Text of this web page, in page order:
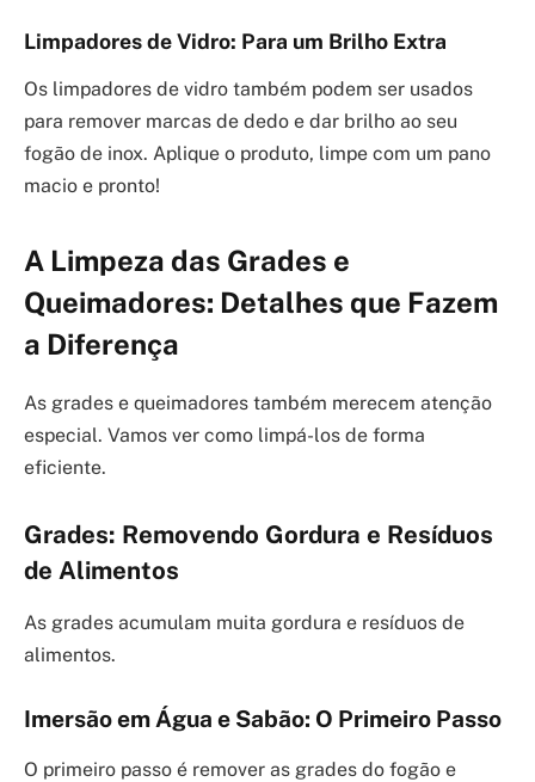
Limpadores de Vidro: Para um Brilho Extra
Os limpadores de vidro também podem ser usados
para remover marcas de dedo e dar brilho ao seu
fogão de inox. Aplique o produto, limpe com um pano
macio e pronto!
A Limpeza das Grades e
Queimadores: Detalhes que Fazem
a Diferença
As grades e queimadores também merecem atenção
especial. Vamos ver como limpá-los de forma
eficiente.
Grades: Removendo Gordura e Resíduos
de Alimentos
As grades acumulam muita gordura e resíduos de
alimentos.
Imersão em Água e Sabão: O Primeiro Passo
O primeiro passo é remover as grades do fogão e